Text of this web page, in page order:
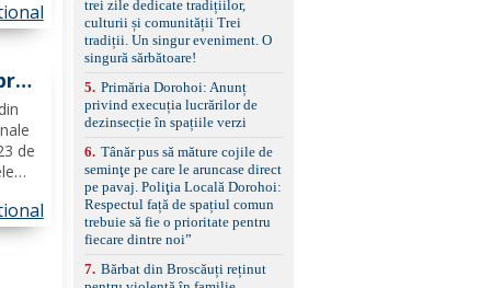
de
la
automată , lumini de zi
LED, proiectoare ceață
LED, spălătoare faruri
față/spate, cameră
marșarier Keyless entry
& start, geamuri electrice
electrice, încălzite și
rabatabile Sistem hands-
free, Bluetooth, USB
Sistem start/stop, frână
de parcare electrică,
anvelope vară runflat
Control presiune pneuri,
filtru de particule,
trei zile dedicate tradițiilor,
culturii și comunității Trei
tradiții. Un singur eveniment. O
singură sărbătoare!
5. Primăria Dorohoi: Anunț
privind execuția lucrărilor de
dezinsecție în spațiile verzi
6. Tânăr pus să măture cojile de
seminţe pe care le aruncase direct
pe pavaj. Poliţia Locală Dorohoi:
Respectul față de spațiul comun
trebuie să fie o prioritate pentru
fiecare dintre noi”
7. Bărbat din Broscăuți reținut